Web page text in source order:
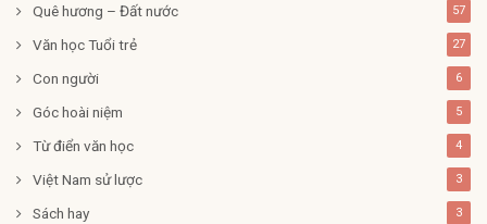
Quê hương – Đất nước 57
Văn học Tuổi trẻ 27
Con người 6
Góc hoài niệm 5
Từ điển văn học 4
Việt Nam sử lược 3
Sách hay 3